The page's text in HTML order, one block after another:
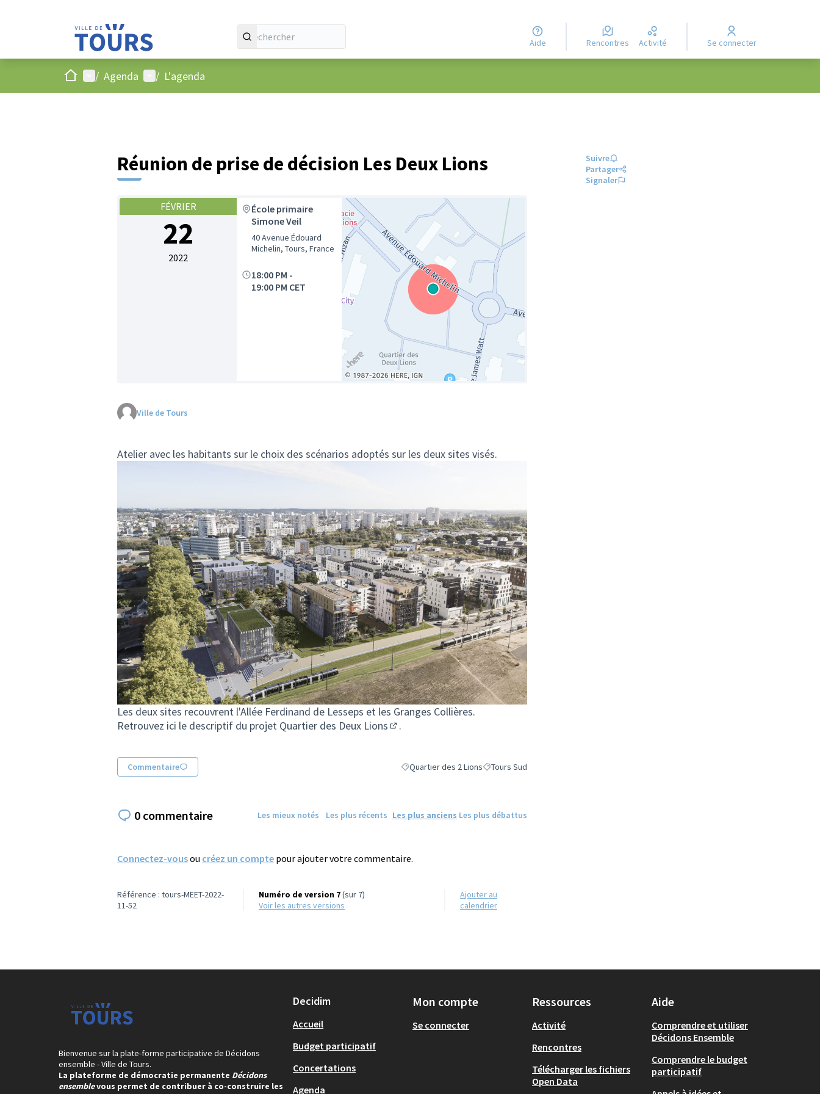
Aide Rencontres Activité Se connecter
AccueilMenu principal
/ Agenda Menu utilisateur
/ L'agenda
Réunion de prise de décision Les Deux Lions
FÉVRIER
22
2022
École primaire
Simone Veil
40 Avenue Édouard
Michelin, Tours, France
18:00 PM -
19:00 PM CET
Ville de Tours
Atelier avec les habitants sur le choix des scénarios adoptés sur les deux sites visés.
Les deux sites recouvrent l'Allée Ferdinand de Lesseps et les Granges Collières.
Retrouvez ici le descriptif du projet Quartier des Deux Lions .
Commentaire Filtrer les résultats de la catégorie : Quartier des 2 Lions
Quartier des 2 LionsFiltrer les résultats pour le secteur : Tours Sud
Tours Sud
Suivre
Partager
Signaler
0 commentaire Les mieux notés Les plus récents Les plus anciens Les plus débattus
Connectez-vousou créez un compte pour ajouter votre commentaire.
Référence : tours-MEET-2022-
11-52
Numéro de version 7(sur 7)
voir les autres versions
Ajouter au
calendrier
Bienvenue sur la plate-forme participative de Décidons
ensemble - Ville de Tours.
La plateforme de démocratie permanente Décidons
ensemblevous permet de contribuer à co-construire les
Decidim
Accueil
Budget participatif
Concertations
Agenda
Mon compte
Se connecter
Ressources
Activité
Rencontres
Télécharger les fichiers
Open Data
Aide
Comprendre et utiliser
Décidons Ensemble
Comprendre le budget
participatif